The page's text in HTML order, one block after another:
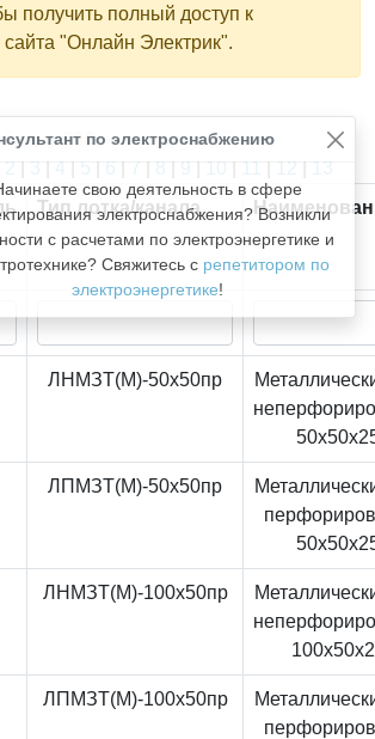
получить полный доступ к
"Онлайн Электрик".
по электроснабжению
свою деятельность в сфере
электроснабжения? Возникли
с расчетами по электроэнергетике и
Свяжитесь с репетитором по
электроэнергетике!
366из366записей.
2 | 3 | 4 | 5 | 6 | 7 | 8 | 9 | 10 | 11 | 12 | 13
Тип лотка/канала
ЛНМЗТ(М)-50x50пр
ЛПМЗТ(М)-50x50пр
ЛНМЗТ(М)-100x50пр
ЛПМЗТ(М)-100x50пр